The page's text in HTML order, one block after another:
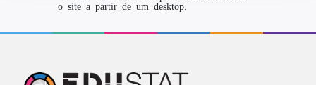
o site a partir de um desktop.